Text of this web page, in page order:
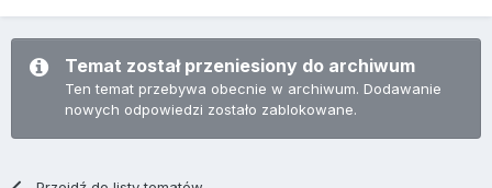
Temat został przeniesiony do archiwum
Ten temat przebywa obecnie w archiwum. Dodawanie
nowych odpowiedzi zostało zablokowane.